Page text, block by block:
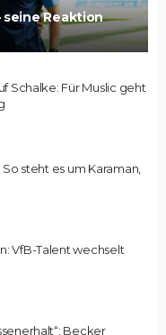
seine Reaktion
Schalke: Für Muslic geht
steht es um Karaman,
VfB-Talent wechselt
Becker